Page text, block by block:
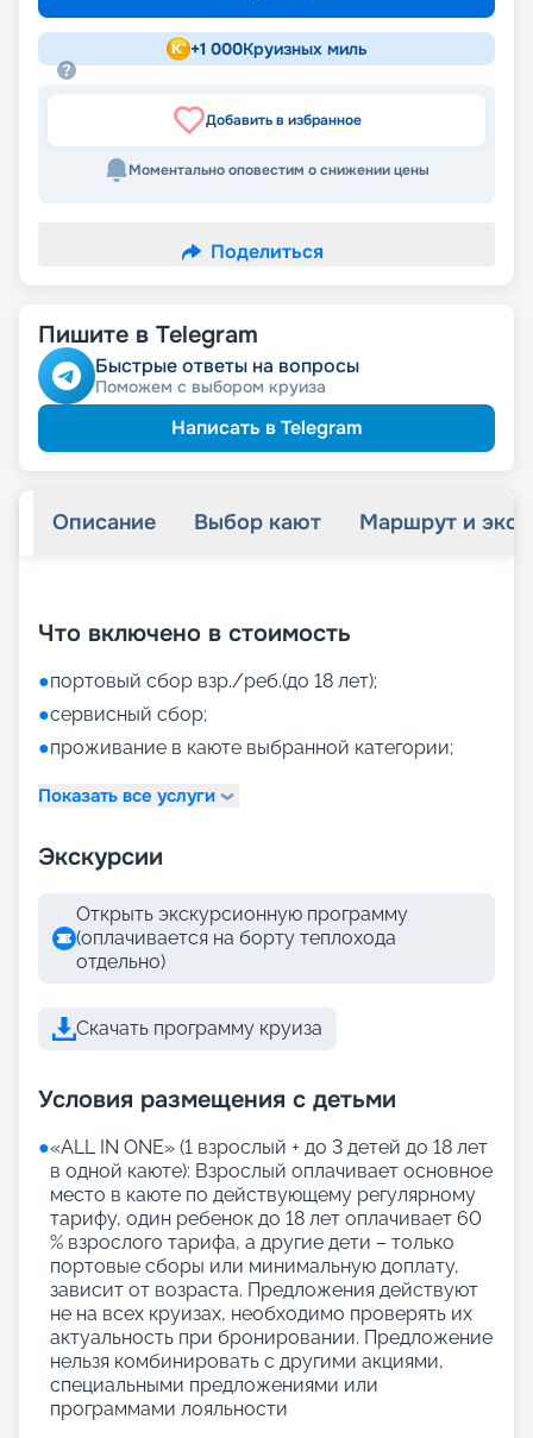
+1 000Круизных миль
Добавить в избранное
Моментально оповестим о снижении цены
Поделиться
Пишите в Telegram
Быстрые ответы на вопросы
Поможем с выбором круиза
Написать в Telegram
Описание Выбор кают Маршрут и
Что включено в стоимость
●портовый сбор взр./реб.(до 18 лет);
●сервисный сбор;
●проживание в каюте выбранной категории;
Показать все услуги
Экскурсии
Открыть экскурсионную программу
(оплачивается на борту теплохода
отдельно)
Скачать программу круиза
Условия размещения с детьми
●«АLL IN ONE» (1 взрослый + до 3 детей до 18 лет
в одной каюте): Взрослый оплачивает основное
место в каюте по действующему регулярному
тарифу, один ребенок до 18 лет оплачивает 60
% взрослого тарифа, а другие дети – только
портовые сборы или минимальную доплату,
зависит от возраста. Предложения действуют
не на всех круизах, необходимо проверять их
актуальность при бронировании. Предложение
нельзя комбинировать с другими акциями,
специальными предложениями или
программами лояльности